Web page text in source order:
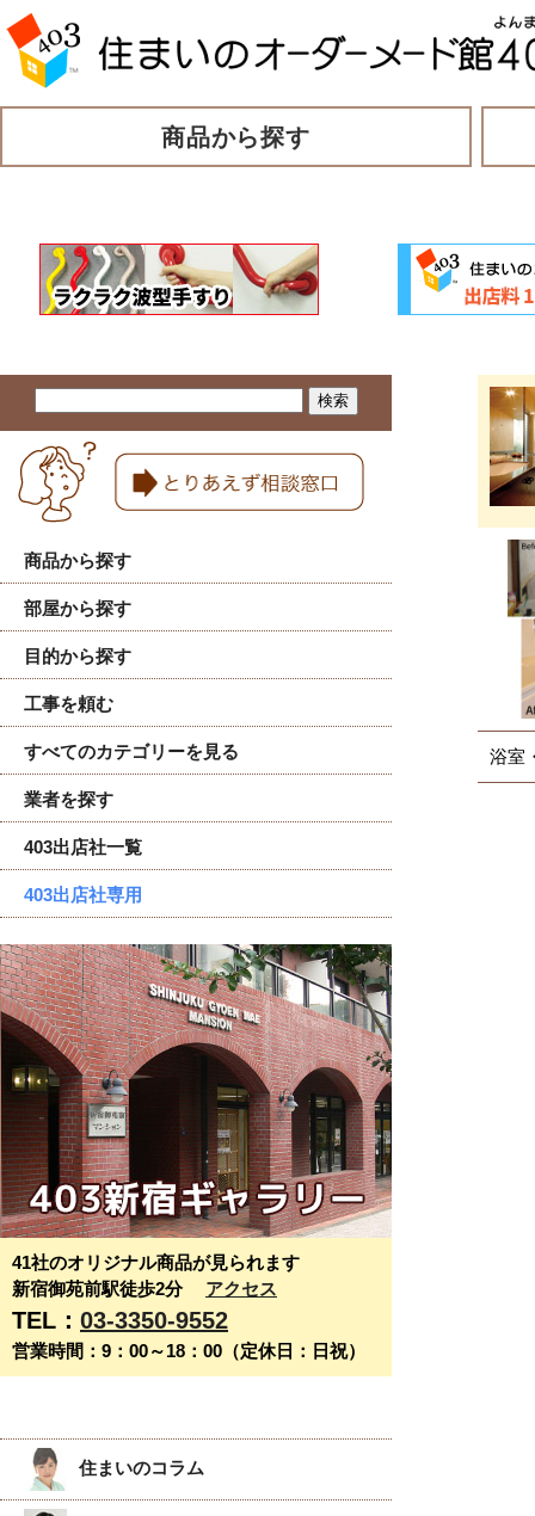
商品から探す
商品から探す
部屋から探す
目的から探す
工事を頼む
すべてのカテゴリーを見る
業者を探す
403出店社一覧
403出店社専用
41社のオリジナル商品が見られます
新宿御苑前駅徒歩2分 アクセス
TEL： 03-3350-9552
営業時間：9：00～18：00（定休日：日祝）
住まいのコラム
浴